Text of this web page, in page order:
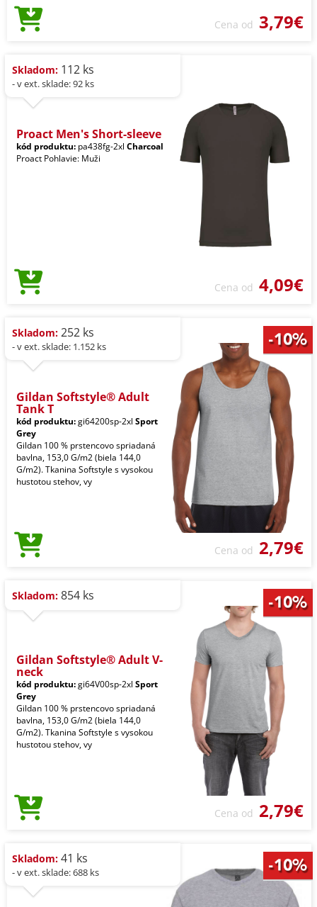
Cena od 3,79€
Skladom: 112 ks
- v ext. sklade: 92 ks
Proact Men's Short-sleeve
kód produktu: pa438fg-2xl Charcoal
Proact Pohlavie: Muži
Cena od 4,09€
Skladom: 252 ks
- v ext. sklade: 1.152 ks
Gildan Softstyle® Adult
Tank T
kód produktu:gi64200sp-2xl Sport
Grey
Gildan 100 % prstencovo spriadaná
bavlna, 153,0 G/m2 (biela 144,0
G/m2). Tkanina Softstyle s vysokou
hustotou stehov, vy
Cena od 2,79€
Skladom: 854 ks
Gildan Softstyle® Adult V-
neck
kód produktu:gi64V00sp-2xl Sport
Grey
Gildan 100 % prstencovo spriadaná
bavlna, 153,0 G/m2 (biela 144,0
G/m2). Tkanina Softstyle s vysokou
hustotou stehov, vy
Cena od 2,79€
Skladom: 41 ks
- v ext. sklade: 688 ks